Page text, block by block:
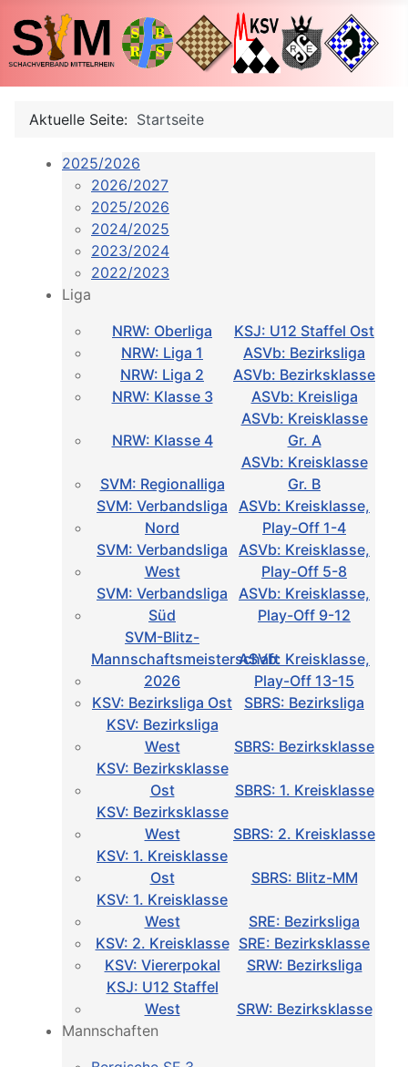
Aktuelle Seite: Startseite
2025/2026
2026/2027
2025/2026
2024/2025
2023/2024
2022/2023
Liga
NRW: Oberliga
KSJ: U12 Staffel Ost
NRW: Liga 1
ASVb: Bezirksliga
NRW: Liga 2
ASVb: Bezirksklasse
NRW: Klasse 3
ASVb: Kreisliga
NRW: Klasse 4
ASVb: Kreisklasse
Gr. A
SVM: Regionalliga
ASVb: Kreisklasse
Gr. B
SVM: Verbandsliga
Nord
ASVb: Kreisklasse,
Play-Off 1-4
SVM: Verbandsliga
West
ASVb: Kreisklasse,
Play-Off 5-8
SVM: Verbandsliga
Süd
ASVb: Kreisklasse,
Play-Off 9-12
SVM-Blitz-
Mannschaftsmeisterschaft
2026
ASVb: Kreisklasse,
Play-Off 13-15
KSV: Bezirksliga Ost
SBRS: Bezirksliga
KSV: Bezirksliga
West
SBRS: Bezirksklasse
KSV: Bezirksklasse
Ost
SBRS: 1. Kreisklasse
KSV: Bezirksklasse
West
SBRS: 2. Kreisklasse
KSV: 1. Kreisklasse
Ost
SBRS: Blitz-MM
KSV: 1. Kreisklasse
West
SRE: Bezirksliga
KSV: 2. Kreisklasse SRE: Bezirksklasse
KSV: Viererpokal
SRW: Bezirksliga
KSJ: U12 Staffel
West
SRW: Bezirksklasse
Mannschaften